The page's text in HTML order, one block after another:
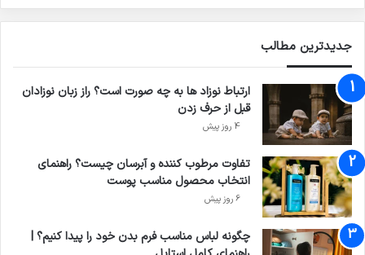
جدیدترین مطالب
ارتباط نوزاد ها به چه صورت است؟ راز زبان نوزادان
قبل از حرف زدن
4 روز پیش
تفاوت مرطوب کننده و آبرسان چیست؟ راهنمای
انتخاب محصول مناسب پوست
6 روز پیش
چگونه لباس مناسب فرم بدن خود را پیدا کنیم؟ |